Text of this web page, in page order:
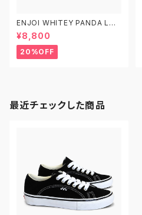
ENJOI WHITEY PANDA LOG
O エンジョイ スケートボード デ
ッキ スケボー7.5 7.75 8.0 8.2
5 8.5 子供用 キッズ
¥8,800
20%OFF
最近チェックした商品